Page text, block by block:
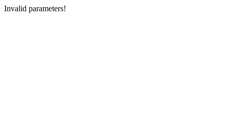
Invalid parameters!